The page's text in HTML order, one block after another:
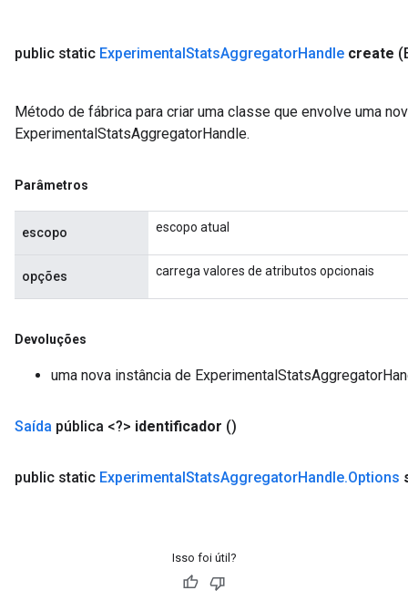
public static ExperimentalStatsAggregatorHandle create
Método de fábrica para criar uma classe que envolve uma
ExperimentalStatsAggregatorHandle.
Parâmetros
escopo escopo atual
opções carrega valores de atributos opcionais
Devoluções
uma nova instância de
Saída pública <?> identificador ()
public static ExperimentalStatsAggregatorHandle.Options
Isso foi útil?